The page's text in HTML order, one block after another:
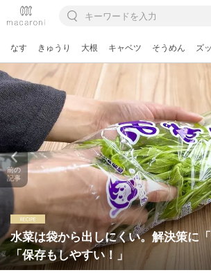
なす きゅうり 大根 キャベツ そうめん ズ
水菜は袋から出しにくい。解決策に
「保存もしやすい！」
前の
記事